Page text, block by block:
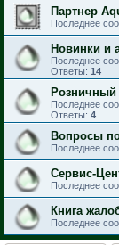
Партнер
Последнее
Новинки и
Последнее
Ответы: 14
Розничный
Последнее
Ответы: 4
Вопросы
Последнее
Сервис-
Последнее
Книга
Последнее